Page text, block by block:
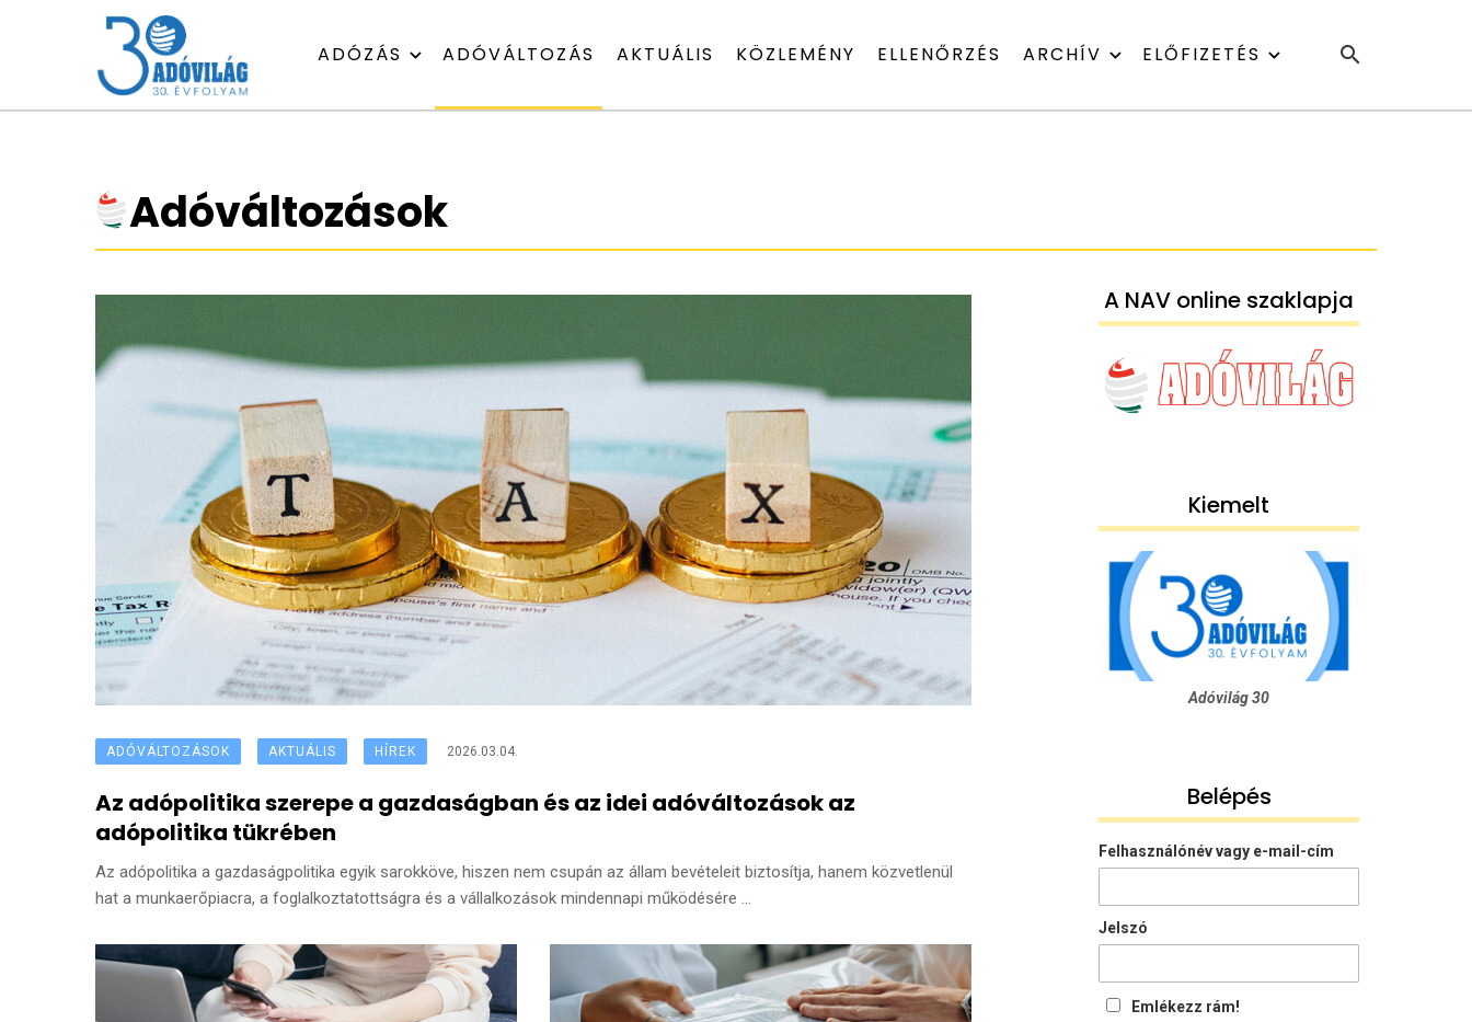
ADÓZÁS ADÓVÁLTOZÁS AKTUÁLIS KÖZLEMÉNY ELLENŐRZÉS ARCHÍV ELŐFIZETÉS
Adóváltozások
ADÓVÁLTOZÁSOK AKTUÁLIS HÍREK 2026.03.04.
Az adópolitika szerepe a gazdaságban és az idei adóváltozások az
adópolitika tükrében
Az adópolitika a gazdaságpolitika egyik sarokköve, hiszen nem csupán az állam bevételeit biztosítja, hanem közvetlenül
hat a munkaerőpiacra, a foglalkoztatottságra és a vállalkozások mindennapi működésére ...
A NAV online szaklapja
Kiemelt
Adóvilág 30
Belépés
Felhasználónév vagy e-mail-cím
Jelszó
Emlékezz rám!